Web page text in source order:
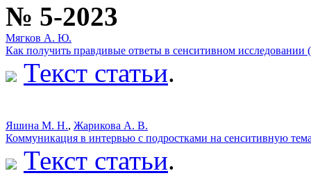
№ 5-2023
Мягков А. Ю.
Как получить правдивые ответы в сенситивном
Текст статьи.
Яшина М. Н., Жарикова А. В.
Коммуникация в интервью с подростками на сенситивную
Текст статьи.